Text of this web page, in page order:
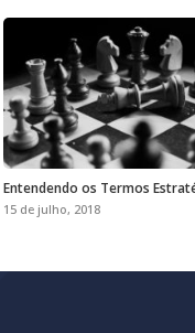
Entendendo os Termos
Artifícios
15 de julho, 2018